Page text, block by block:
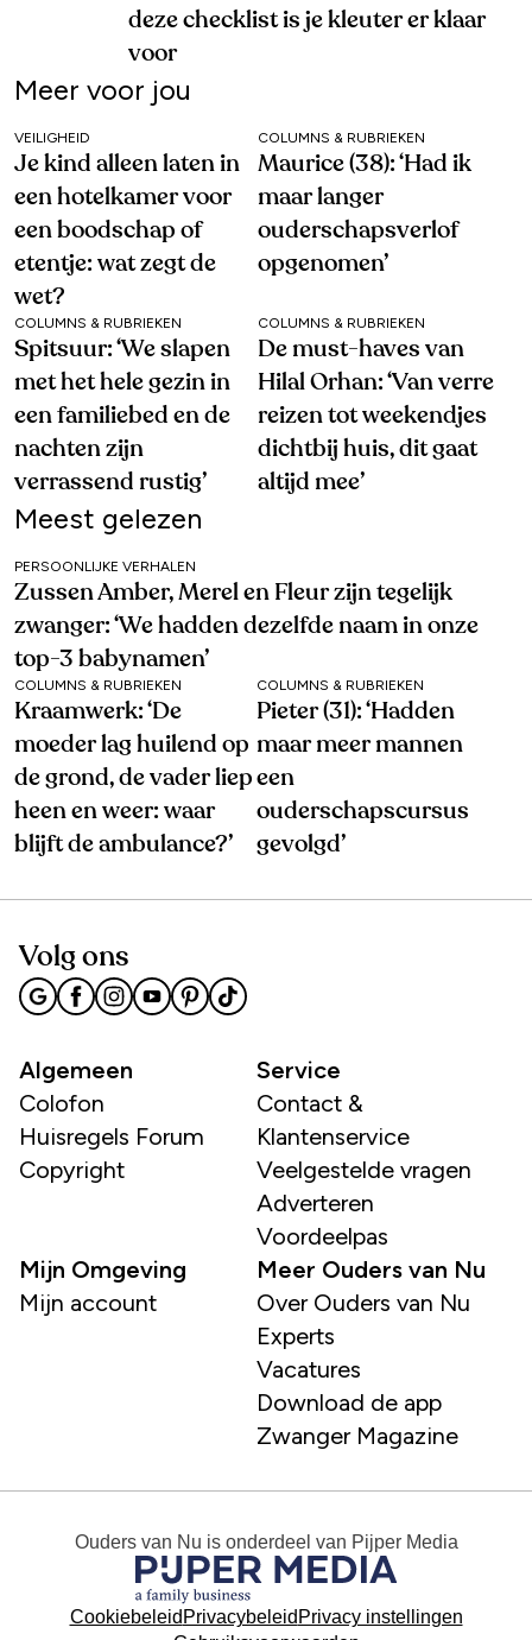
deze checklist is je kleuter er klaar
voor
Meer voor jou
VEILIGHEID
Je kind alleen laten in
een hotelkamer voor
een boodschap of
etentje: wat zegt de
wet?
COLUMNS & RUBRIEKEN
Maurice (38): ‘Had ik
maar langer
ouderschapsverlof
opgenomen’
COLUMNS & RUBRIEKEN
Spitsuur: ‘We slapen
met het hele gezin in
een familiebed en de
nachten zijn
verrassend rustig’
COLUMNS & RUBRIEKEN
De must-haves van
Hilal Orhan: ‘Van verre
reizen tot weekendjes
dichtbij huis, dit gaat
altijd mee’
Meest gelezen
PERSOONLIJKE VERHALEN
Zussen Amber, Merel en Fleur zijn tegelijk
zwanger: ‘We hadden dezelfde naam in onze
top-3 babynamen’
COLUMNS & RUBRIEKEN
Kraamwerk: ‘De
moeder lag huilend op
de grond, de vader liep
heen en weer: waar
blijft de ambulance?’
COLUMNS & RUBRIEKEN
Pieter (31): ‘Hadden
maar meer mannen
een
ouderschapscursus
gevolgd’
Volg ons
Algemeen
Colofon
Huisregels Forum
Copyright
Service
Contact &
Klantenservice
Veelgestelde vragen
Adverteren
Voordeelpas
Mijn Omgeving
Mijn account
Meer Ouders van Nu
Over Ouders van Nu
Experts
Vacatures
Download de app
Zwanger Magazine
Ouders van Nu is onderdeel van Pijper Media
Cookiebeleid Privacybeleid Privacy instellingen